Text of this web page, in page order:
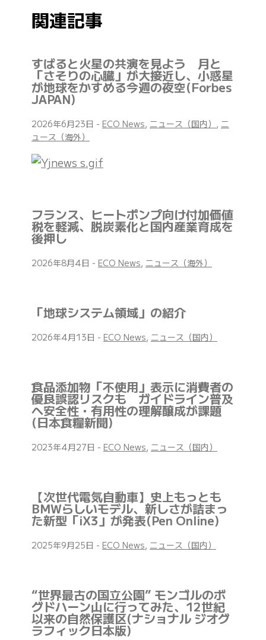
関連記事
すばると火星の共演を見よう 月と
「さそりの心臓」が大接近し、小惑星
が地球をかすめる今週の夜空(Forbes
JAPAN)
2026年6月23日 - ECO News, ニュース（国内） , ニ
ュース（海外）
フランス、ヒートポンプ向け付加価値
税を軽減、脱炭素化と国内産業育成を
後押し
2026年8月4日 - ECO News, ニュース（海外）
「地球システム領域」の紹介
2026年4月13日 - ECO News, ニュース（国内）
食品添加物「不使用」表示に消費者の
優良誤認リスクも ガイドライン普及
へ安全性・有用性の理解醸成が課題
(日本食糧新聞)
2023年4月27日 - ECO News, ニュース（国内）
【次世代電気自動車】史上もっとも
BMWらしいモデル、新しさが詰まっ
た新型「iX3」が発表(Pen Online)
2025年9月25日 - ECO News, ニュース（国内）
“世界最古の国立公園” モンゴルのボ
グドハーン山に行ってみた、12世紀
以来の自然保護区(ナショナル ジオグ
ラフィック日本版)